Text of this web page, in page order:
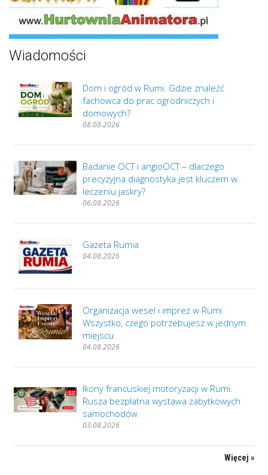
Wiadomości
Dom i ogród w Rumi. Gdzie znaleźć
fachowca do prac ogrodniczych i
domowych?
08.08.2026
Badanie OCT i angioOCT – dlaczego
precyzyjna diagnostyka jest kluczem w
leczeniu jaskry?
06.08.2026
Gazeta Rumia
04.08.2026
Organizacja wesel i imprez w Rumi.
Wszystko, czego potrzebujesz w jednym
miejscu
04.08.2026
Ikony francuskiej motoryzacji w Rumi.
Rusza bezpłatna wystawa zabytkowych
samochodów
03.08.2026
Więcej »